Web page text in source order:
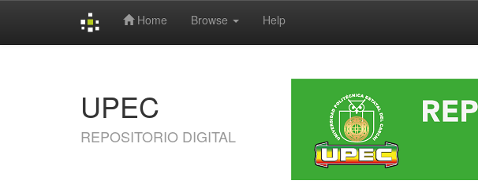
Home Browse Help
UPEC
REPOSITORIO DIGITAL